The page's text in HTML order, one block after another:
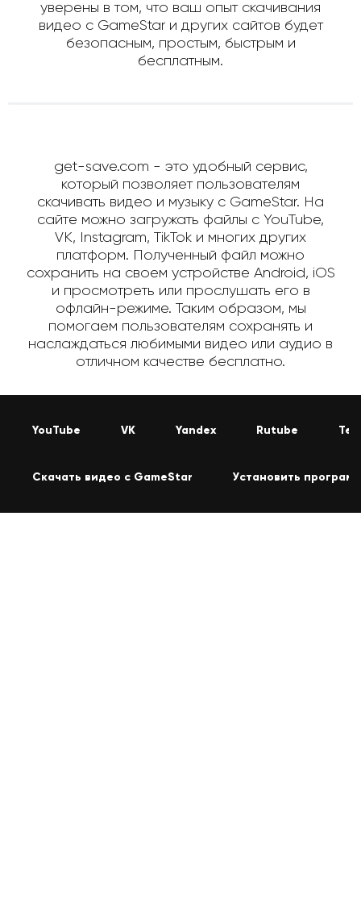
уверены в том, что ваш опыт скачивания
видео с GameStar и других сайтов будет
безопасным, простым, быстрым и
бесплатным.
get-save.com - это удобный сервис,
который позволяет пользователям
скачивать видео и музыку с GameStar. На
сайте можно загружать файлы с YouTube,
VK, Instagram, TikTok и многих других
платформ. Полученный файл можно
сохранить на своем устройстве Android, iOS
и просмотреть или прослушать его в
офлайн-режиме. Таким образом, мы
помогаем пользователям сохранять и
наслаждаться любимыми видео или аудио в
отличном качестве бесплатно.
YouTube VK Yandex Rutube
Скачать видео с GameStar Установить